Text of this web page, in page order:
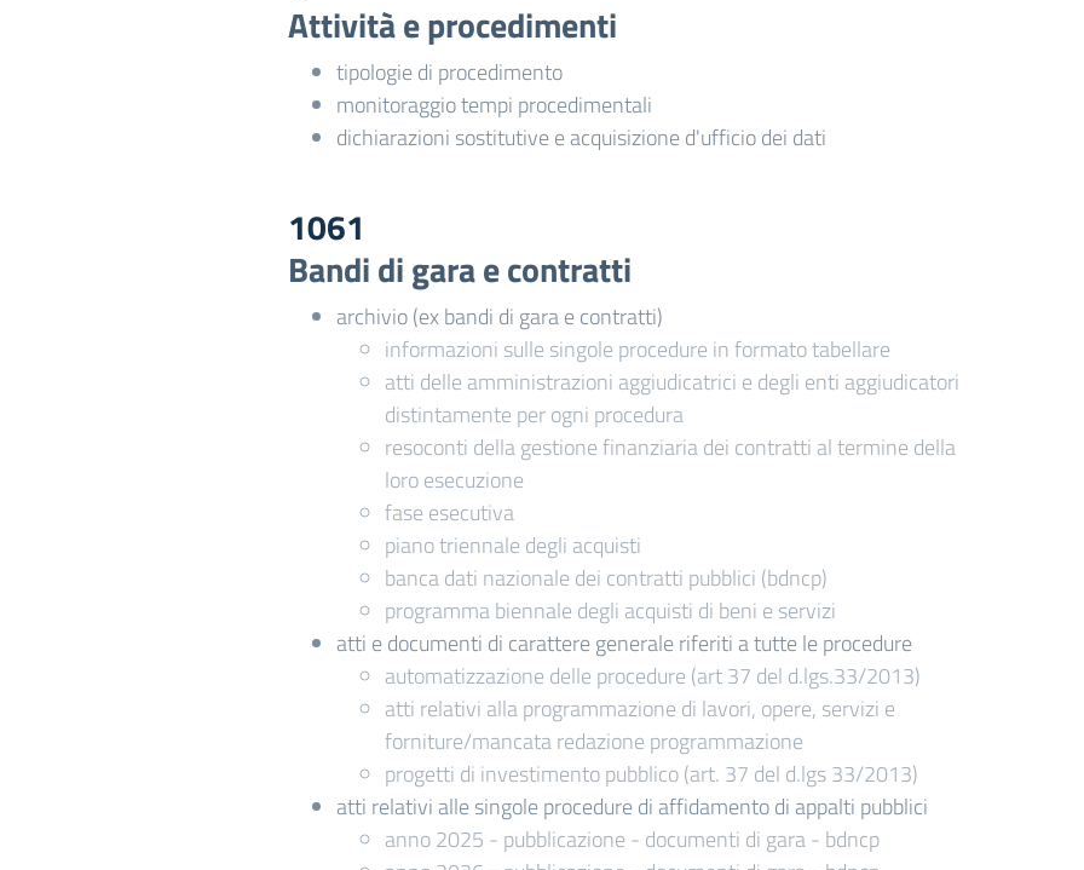
Attività e procedimenti
tipologie di procedimento
monitoraggio tempi procedimentali
dichiarazioni sostitutive e acquisizione d'ufficio dei dati
1061
Bandi di gara e contratti
archivio (ex bandi di gara e contratti)
informazioni sulle singole procedure in formato tabellare
atti delle amministrazioni aggiudicatrici e degli enti aggiudicatori
distintamente per ogni procedura
resoconti della gestione finanziaria dei contratti al termine della
loro esecuzione
fase esecutiva
piano triennale degli acquisti
banca dati nazionale dei contratti pubblici (bdncp)
programma biennale degli acquisti di beni e servizi
atti e documenti di carattere generale riferiti a tutte le procedure
automatizzazione delle procedure (art 37 del d.lgs.33/2013)
atti relativi alla programmazione di lavori, opere, servizi e
forniture/mancata redazione programmazione
progetti di investimento pubblico (art. 37 del d.lgs 33/2013)
atti relativi alle singole procedure di affidamento di appalti pubblici
anno 2025 - pubblicazione - documenti di gara - bdncp